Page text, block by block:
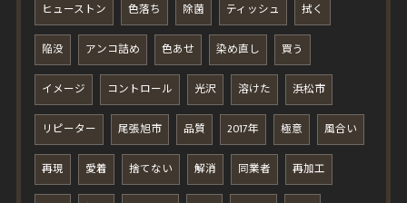
ヒューストン 色落ち 除菌 ティッシュ 拭く
陥没 アンコ詰め 色あせ 染め直し 買う
イメージ コントロール 光沢 溶けた 浜松市
リピーター 尾張旭市 品質 2017年 極意 風合い
再現 愛着 捨てない 解消 同業者 再加工